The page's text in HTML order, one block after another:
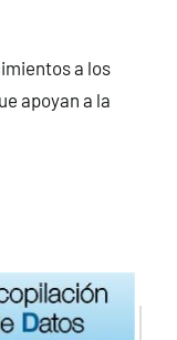
a los
apoyan a la